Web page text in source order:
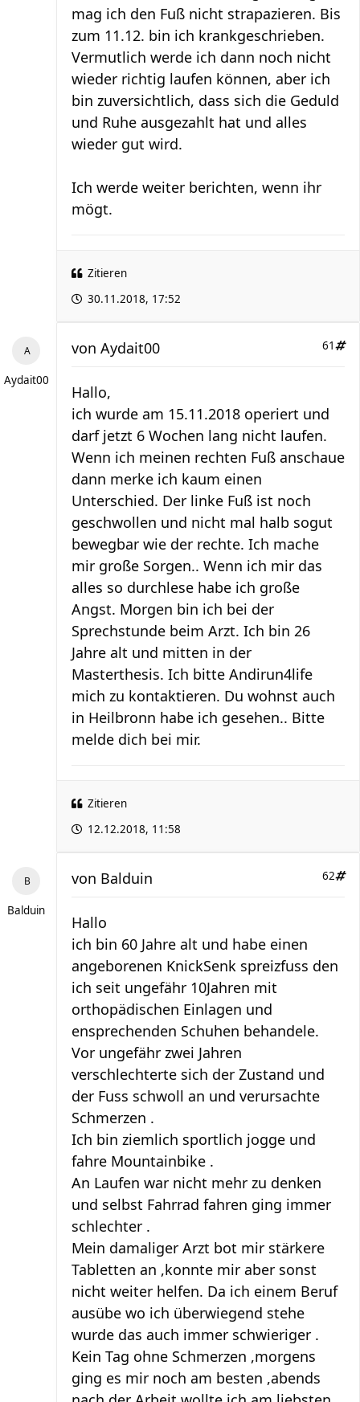
mag ich den Fuß nicht strapazieren. Bis
zum 11.12. bin ich krankgeschrieben.
Vermutlich werde ich dann noch nicht
wieder richtig laufen können, aber ich
bin zuversichtlich, dass sich die Geduld
und Ruhe ausgezahlt hat und alles
wieder gut wird.
Ich werde weiter berichten, wenn ihr
mögt.
Zitieren
30.11.2018, 17:52
Aydait00
61
von Aydait00
Hallo,
ich wurde am 15.11.2018 operiert und
darf jetzt 6 Wochen lang nicht laufen.
Wenn ich meinen rechten Fuß anschaue
dann merke ich kaum einen
Unterschied. Der linke Fuß ist noch
geschwollen und nicht mal halb sogut
bewegbar wie der rechte. Ich mache
mir große Sorgen.. Wenn ich mir das
alles so durchlese habe ich große
Angst. Morgen bin ich bei der
Sprechstunde beim Arzt. Ich bin 26
Jahre alt und mitten in der
Masterthesis. Ich bitte Andirun4life
mich zu kontaktieren. Du wohnst auch
in Heilbronn habe ich gesehen.. Bitte
melde dich bei mir.
Zitieren
12.12.2018, 11:58
Balduin
62
von Balduin
Hallo
ich bin 60 Jahre alt und habe einen
angeborenen KnickSenk spreizfuss den
ich seit ungefähr 10Jahren mit
orthopädischen Einlagen und
ensprechenden Schuhen behandele.
Vor ungefähr zwei Jahren
verschlechterte sich der Zustand und
der Fuss schwoll an und verursachte
Schmerzen .
Ich bin ziemlich sportlich jogge und
fahre Mountainbike .
An Laufen war nicht mehr zu denken
und selbst Fahrrad fahren ging immer
schlechter .
Mein damaliger Arzt bot mir stärkere
Tabletten an ,konnte mir aber sonst
nicht weiter helfen. Da ich einem Beruf
ausübe wo ich überwiegend stehe
wurde das auch immer schwieriger .
Kein Tag ohne Schmerzen ,morgens
ging es mir noch am besten ,abends